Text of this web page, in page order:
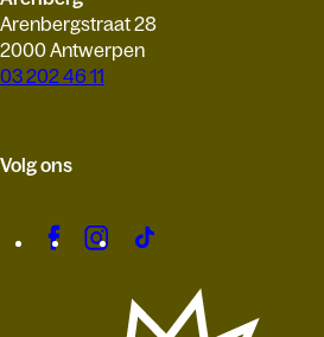
Arenbergstraat 28
2000 Antwerpen
03 202 46 11
Volg ons